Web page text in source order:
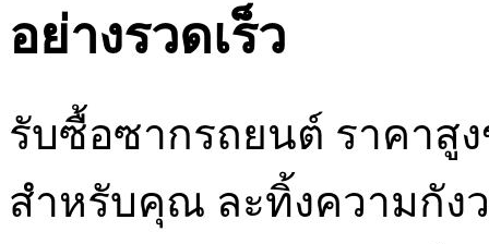
อย่างรวดเร็ว
รับซื้อซากรถยนต์ ราคาสู
สำหรับคุณ ละทิ้งความกัง